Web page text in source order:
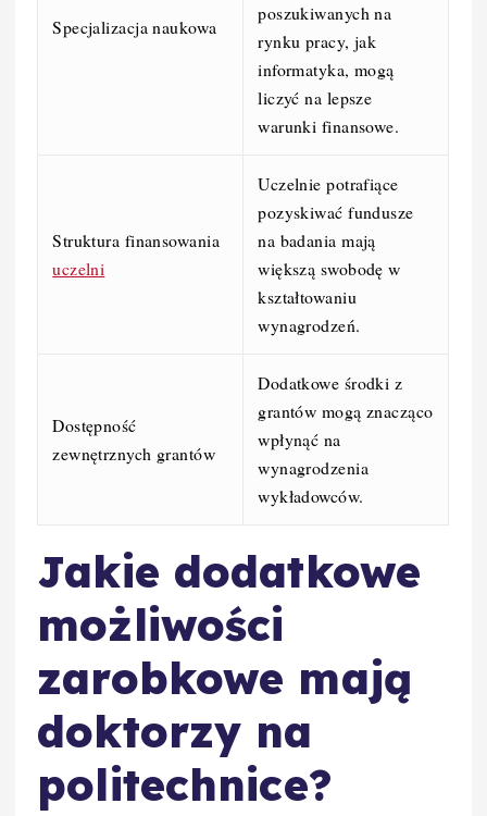
Specjalizacja naukowa
poszukiwanych na
rynku pracy, jak
informatyka, mogą
liczyć na lepsze
warunki finansowe.
Struktura finansowania
uczelni
Uczelnie potrafiące
pozyskiwać fundusze
na badania mają
większą swobodę w
kształtowaniu
wynagrodzeń.
Dostępność
zewnętrznych grantów
Dodatkowe środki z
grantów mogą znacząco
wpłynąć na
wynagrodzenia
wykładowców.
Jakie dodatkowe
możliwości
zarobkowe mają
doktorzy na
politechnice?